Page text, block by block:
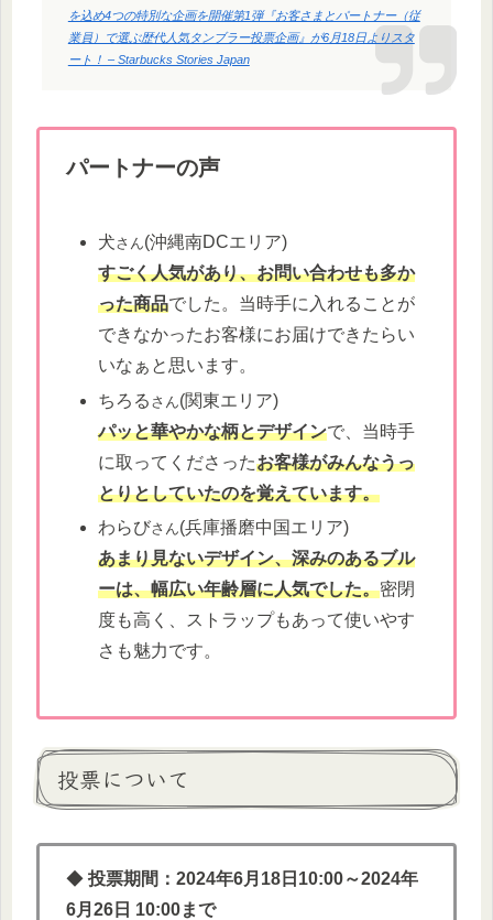
を込め4つの特別な企画を開催第1弾『お客さまとパートナー（従
業員）で選ぶ歴代人気タンブラー投票企画』が6月18日よりスタ
ート！ – Starbucks Stories Japan
パートナーの声
犬さん(沖縄南DCエリア)
すごく人気があり、お問い合わせも多か
った商品でした。当時手に入れることが
できなかったお客様にお届けできたらい
いなぁと思います。
ちろる さん(関東エリア)
パッと華やかな柄とデザインで、当時手
に取ってくださったお客様がみんなうっ
とりとしていたのを覚えています。
わらびさん(兵庫播磨中国エリア)
あまり見ないデザイン、深みのあるブル
ーは、幅広い年齢層に人気でした。密閉
度も高く、ストラップもあって使いやす
さも魅力です。
投票について
◆ 投票期間：2024年6月18日10:00～2024年
6月26日 10:00まで